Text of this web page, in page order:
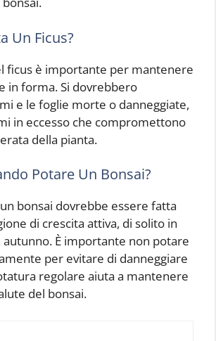
Un Ficus?
ficus è importante per mantenere
in forma. Si dovrebbero
e le foglie morte o danneggiate,
in eccesso che compromettono
della pianta.
Potare Un Bonsai?
bonsai dovrebbe essere fatta
di crescita attiva, di solito in
È importante non potare
per evitare di danneggiare
regolare aiuta a mantenere
del bonsai.